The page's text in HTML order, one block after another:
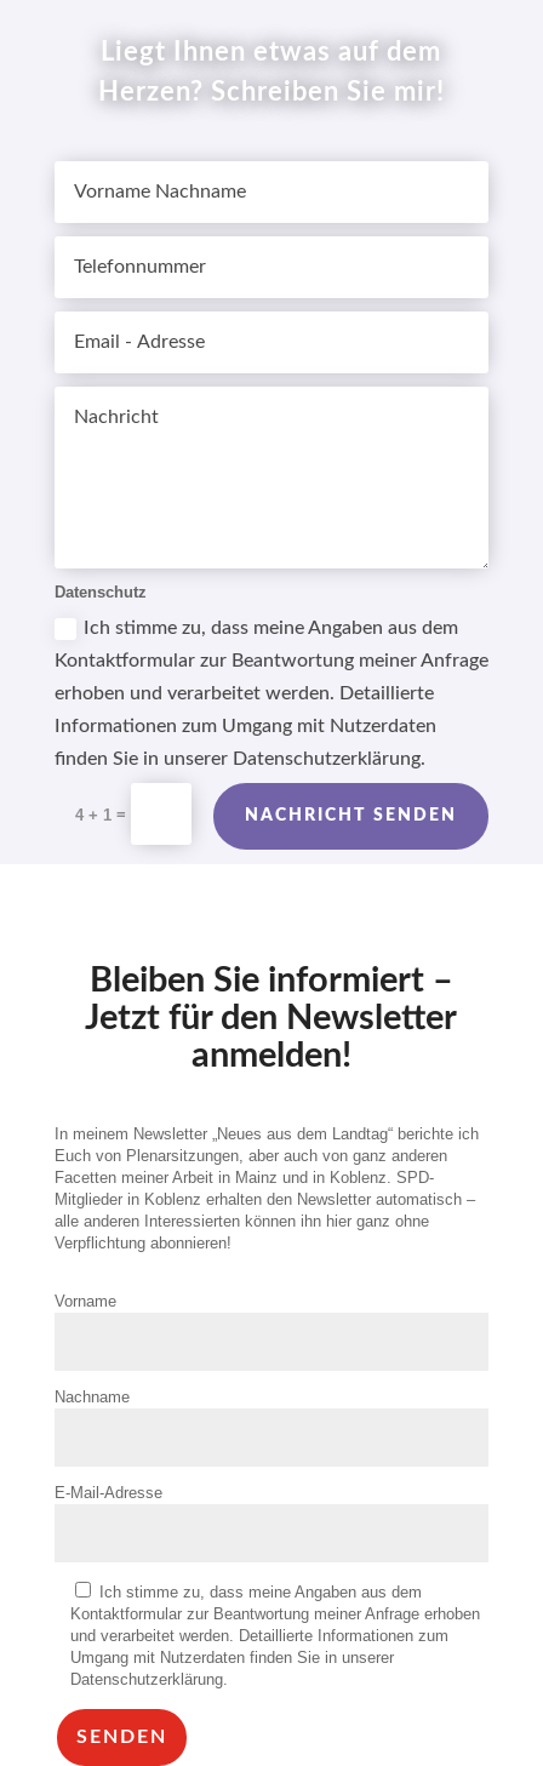
Liegt Ihnen etwas auf dem
Herzen? Schreiben Sie mir!
Datenschutz
Ich stimme zu, dass meine Angaben aus dem
Kontaktformular zur Beantwortung meiner Anfrage
erhoben und verarbeitet werden. Detaillierte
Informationen zum Umgang mit Nutzerdaten
finden Sie in unserer Datenschutzerklärung.
4 + 1 = NACHRICHT SENDEN
Bleiben Sie informiert –
Jetzt für den Newsletter
anmelden!
In meinem Newsletter „Neues aus dem Landtag“ berichte ich
Euch von Plenarsitzungen, aber auch von ganz anderen
Facetten meiner Arbeit in Mainz und in Koblenz. SPD-
Mitglieder in Koblenz erhalten den Newsletter automatisch –
alle anderen Interessierten können ihn hier ganz ohne
Verpflichtung abonnieren!
Vorname
Nachname
E-Mail-Adresse
Ich stimme zu, dass meine Angaben aus dem
Kontaktformular zur Beantwortung meiner Anfrage erhoben
und verarbeitet werden. Detaillierte Informationen zum
Umgang mit Nutzerdaten finden Sie in unserer
Datenschutzerklärung.
SENDEN